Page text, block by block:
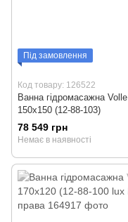
Під замовлення
Код товару: 126522
Ванна гідромасажна Volle
150x150 (12-88-103)
78 549 грн
Немає в наявності